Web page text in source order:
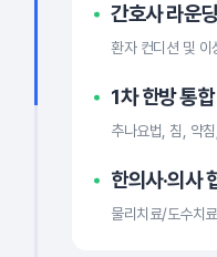
간호사 라운딩
환자 컨디션 및 이
1차 한방 통
추나요법, 침, 약
한의사·의사
물리치료/도수치료